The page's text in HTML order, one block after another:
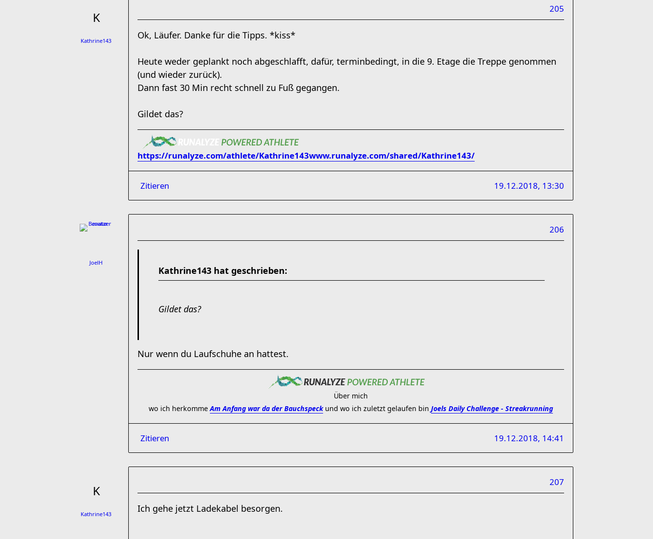
Kathrine143
205
Ok, Läufer. Danke für die Tipps. *kiss*
Heute weder geplankt noch abgeschlafft, dafür, terminbedingt, in die 9. Etage die Treppe genommen
(und wieder zurück).
Dann fast 30 Min recht schnell zu Fuß gegangen.
Gildet das?
https://runalyze.com/athlete/Kathrine143www.runalyze.com/shared/Kathrine143/
Zitieren 19.12.2018, 13:30
JoelH
206
Kathrine143 hat geschrieben:
Gildet das?
Nur wenn du Laufschuhe an hattest.
Über mich
wo ich herkommeAm Anfang war da der Bauchspeckund wo ich zuletzt gelaufen bin Joels Daily Challenge - Streakrunning
Zitieren 19.12.2018, 14:41
Kathrine143
207
Ich gehe jetzt Ladekabel besorgen.